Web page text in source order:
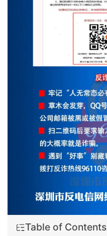
Table of Contents